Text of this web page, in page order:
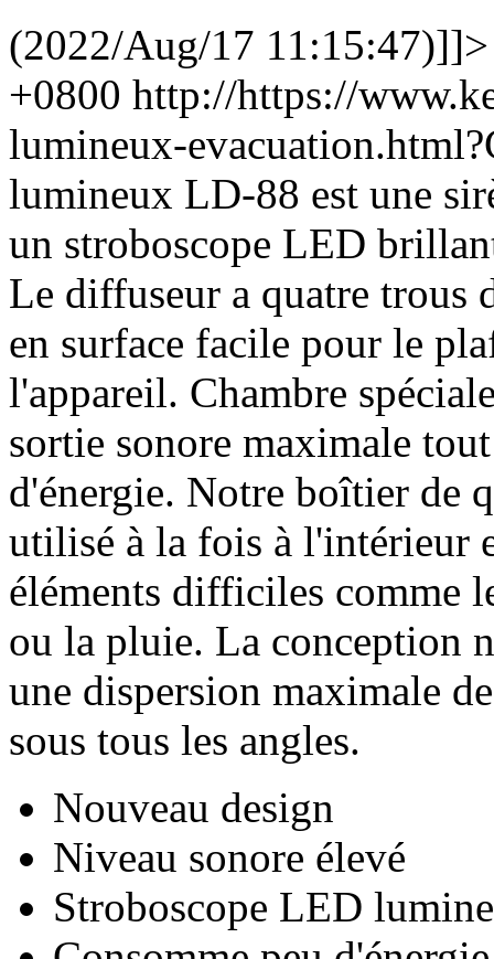
(2022/Aug/17 11:15:47)]]>
+0800 http://https://
lumineux-
lumineux LD-88 est une
un stroboscope LED
Le diffuseur a quatre trous
en surface facile pour le
l'appareil. Chambre
sortie sonore maximale
d'énergie. Notre boîtier de
utilisé à la fois à l'intérieur
éléments difficiles comme
ou la pluie. La conception
une dispersion maximale
sous tous les angles.
Nouveau design
Niveau sonore élevé
Stroboscope LED